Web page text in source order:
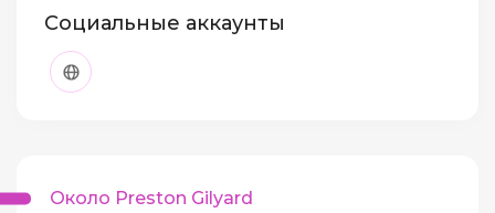
Социальные аккаунты
Около Preston Gilyard